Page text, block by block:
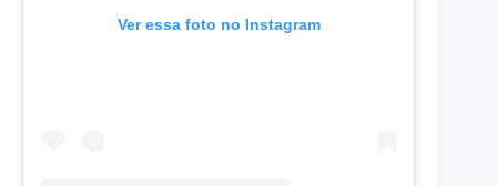
Ver essa foto no Instagram